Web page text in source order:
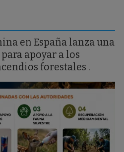
en España lanza una
apoyar a los
forestales .